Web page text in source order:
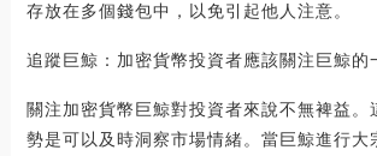
存放在多個錢包中，以免引起他人注意。
追蹤巨鯨：加密貨幣投資者應該關注巨鯨的
關注加密貨幣巨鯨對投資者來說不無裨益。
勢是可以及時洞察市場情緒。當巨鯨進行大